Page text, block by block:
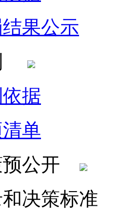
果公示
据
单
预公开
和决策标准